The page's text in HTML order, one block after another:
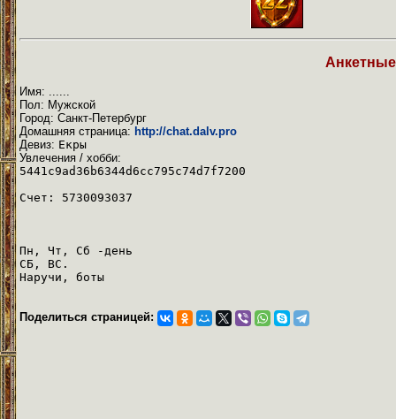
Имя: ......
Пол: Мужской
Город: Санкт-Петербург
Домашняя страница: http://chat.dalv.pro
Девиз: Екры
Увлечения / хобби:
5441c9ad36b6344d6cc795c74d7f7200
Счет: 5730093037
Пн, Чт, Сб -день
СБ, ВС.
Наручи, боты
Поделиться страницей: